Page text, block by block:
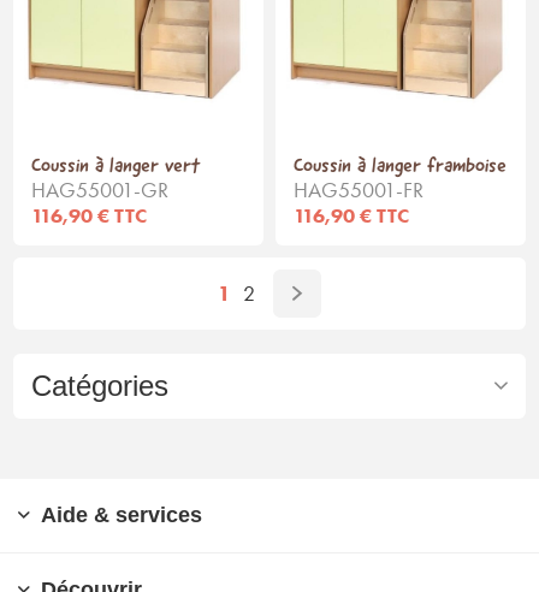
Catégories
Coussin à langer vert
HAG55001-GR
116,90 € TTC
Coussin à langer framboise
HAG55001-FR
116,90 € TTC
1 2
Aide & services